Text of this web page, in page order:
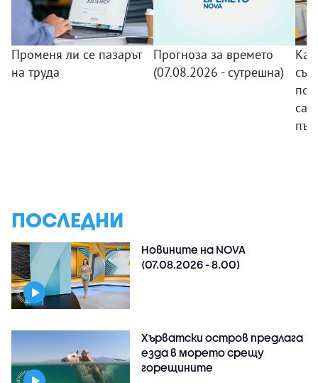
Променя ли се пазарът
на труда
Прогноза за времето
(07.08.2026 - сутрешна)
път
ПОСЛЕДНИ
Новините на NOVA
(07.08.2026 - 8.00)
Хърватски остров предлага
езда в морето срещу
горещините